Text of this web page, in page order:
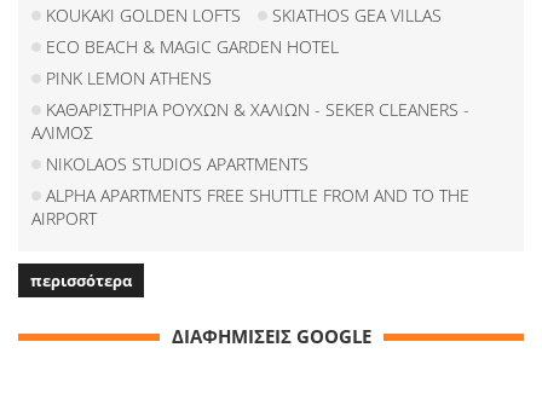
KOUKAKI GOLDEN LOFTS
SKIATHOS GEA VILLAS
ECO BEACH & MAGIC GARDEN HOTEL
PINK LEMON ATHENS
ΚΑΘΑΡΙΣΤΗΡΙΑ ΡΟΥΧΩΝ & ΧΑΛΙΩΝ - SEKER CLEANERS -
ΑΛΙΜΟΣ
NIKOLAOS STUDIOS APARTMENTS
ALPHA APARTMENTS FREE SHUTTLE FROM AND TO THE
AIRPORT
περισσότερα
ΔΙΑΦΗΜΙΣΕΙΣ GOOGLE